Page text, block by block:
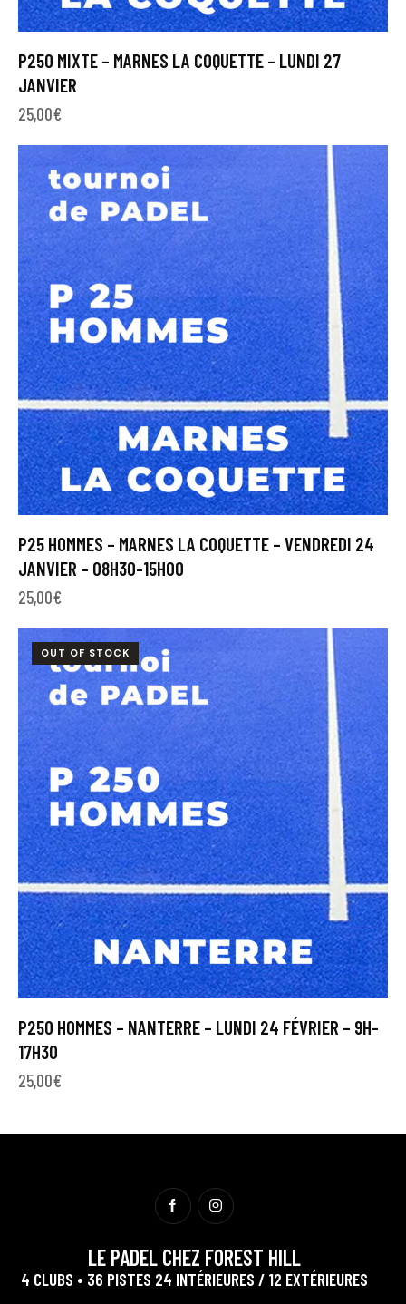
P250 MIXTE – MARNES LA COQUETTE – LUNDI 27
JANVIER
25,00€
P25 HOMMES – MARNES LA COQUETTE – VENDREDI 24
JANVIER – 08H30-15H00
25,00€
OUT OF STOCK
P250 HOMMES – NANTERRE – LUNDI 24 FÉVRIER – 9H-
17H30
25,00€
LE PADEL CHEZ FOREST HILL
4 CLUBS • 36 PISTES 24 INTÉRIEURES / 12 EXTÉRIEURES